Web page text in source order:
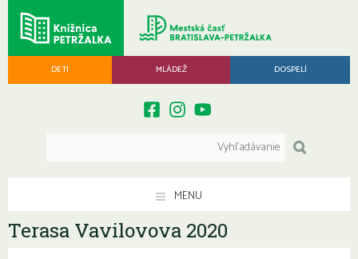
DETI MLÁDEŽ DOSPELÍ
MENU
Terasa Vavilovova 2020